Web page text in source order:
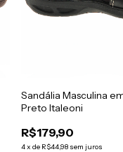
Sandália Masculina
Preto Italeoni
R$179,90
4x de R$44,98 sem juros